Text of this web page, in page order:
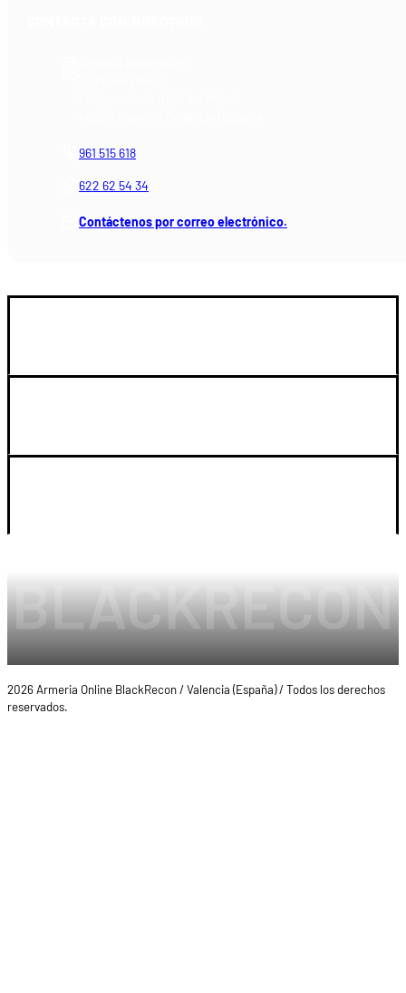
961 515 618
622 62 54 34
Contáctenos por correo electrónico.
2026 Armeria Online BlackRecon / Valencia (España) / Todos los derechos
reservados.